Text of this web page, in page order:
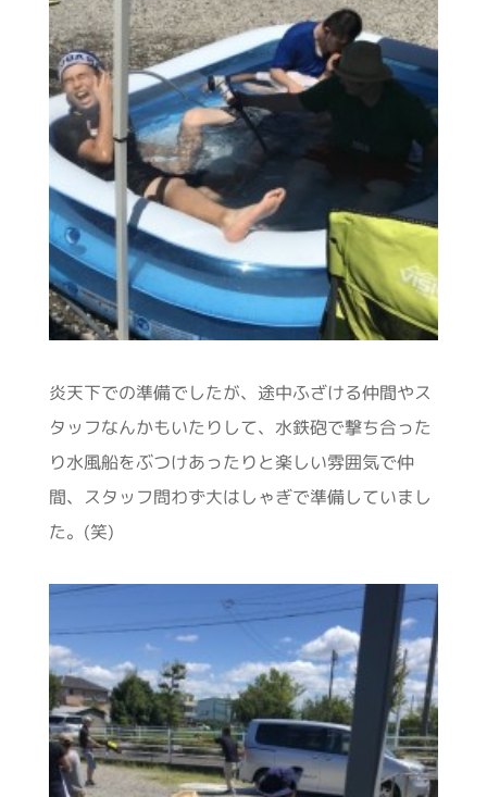
炎天下での準備でしたが、途中ふざける仲間やス
タッフなんかもいたりして、水鉄砲で撃ち合った
り水風船をぶつけあったりと楽しい雰囲気で仲
間、スタッフ問わず大はしゃぎで準備していまし
た。(笑)